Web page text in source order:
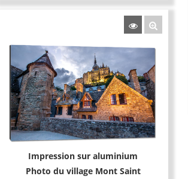
Impression sur aluminium
Photo du village Mont Saint